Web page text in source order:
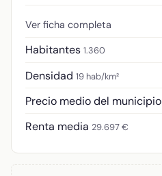
Ver ficha completa
Habitantes 1.360
Densidad 19 hab/km²
Precio medio del municipio
Renta media 29.697 €